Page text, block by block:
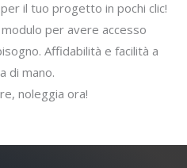
il tuo progetto in pochi clic!
per avere accesso
Affidabilità e facilità a
di mano.
noleggia ora!